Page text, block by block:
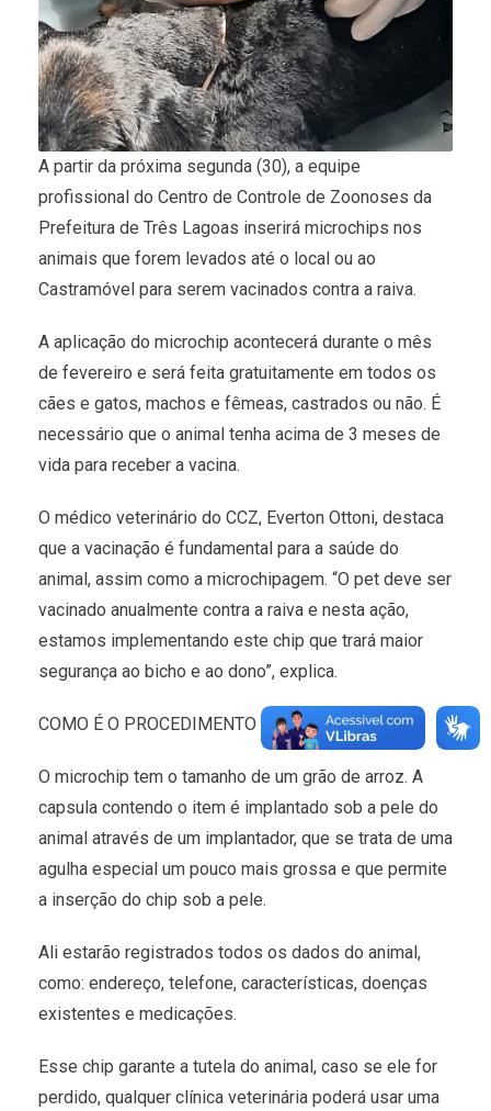
A partir da próxima segunda (30), a equipe
profissional do Centro de Controle de Zoonoses da
Prefeitura de Três Lagoas inserirá microchips nos
animais que forem levados até o local ou ao
Castramóvel para serem vacinados contra a raiva.
A aplicação do microchip acontecerá durante o mês
de fevereiro e será feita gratuitamente em todos os
cães e gatos, machos e fêmeas, castrados ou não. É
necessário que o animal tenha acima de 3 meses de
vida para receber a vacina.
O médico veterinário do CCZ, Everton Ottoni, destaca
que a vacinação é fundamental para a saúde do
animal, assim como a microchipagem. “O pet deve ser
vacinado anualmente contra a raiva e nesta ação,
estamos implementando este chip que trará maior
segurança ao bicho e ao dono”, explica.
COMO É O PROCEDIMENTO
O microchip tem o tamanho de um grão de arroz. A
capsula contendo o item é implantado sob a pele do
animal através de um implantador, que se trata de uma
agulha especial um pouco mais grossa e que permite
a inserção do chip sob a pele.
Ali estarão registrados todos os dados do animal,
como: endereço, telefone, características, doenças
existentes e medicações.
Esse chip garante a tutela do animal, caso se ele for
perdido, qualquer clínica veterinária poderá usar uma